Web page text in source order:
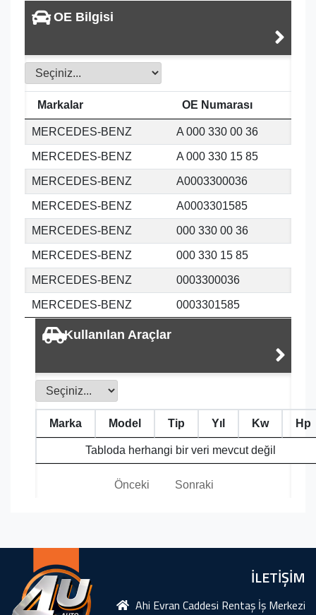
OE Bilgisi
Markalar OE Numarası
MERCEDES-BENZ A 000 330 00 36
MERCEDES-BENZ A 000 330 15 85
MERCEDES-BENZ A0003300036
MERCEDES-BENZ A0003301585
MERCEDES-BENZ 000 330 00 36
MERCEDES-BENZ 000 330 15 85
MERCEDES-BENZ 0003300036
MERCEDES-BENZ 0003301585
Kullanılan Araçlar
Marka Model Tip Yıl Kw Hp
Tabloda herhangi bir veri mevcut değil
Önceki Sonraki
İLETİŞİM
Ahi Evran Caddesi Rentaş İş Merkezi